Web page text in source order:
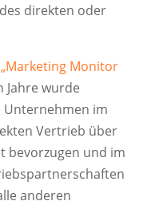
direkten oder
„Marketing Monitor
wurde
Unternehmen im
Vertrieb über
bevorzugen und im
anderen